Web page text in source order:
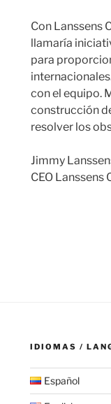
Con Lanssens
llamaría
para
con el equipo.
construcción
resolver los
Jimmy
CEO Lanssens
IDIOMAS /
Español